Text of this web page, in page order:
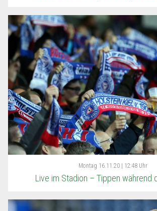
Montag 16.11.20 | 12:48 Uhr
Live im Stadion – Tippen während